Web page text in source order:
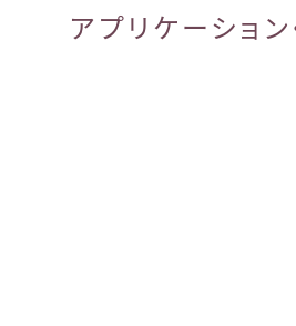
アプリケーション